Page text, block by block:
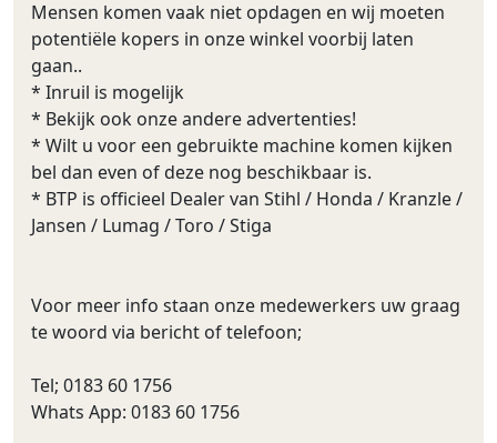
Mensen komen vaak niet opdagen en wij moeten
potentiële kopers in onze winkel voorbij laten
gaan..
* Inruil is mogelijk
* Bekijk ook onze andere advertenties!
* Wilt u voor een gebruikte machine komen kijken
bel dan even of deze nog beschikbaar is.
* BTP is officieel Dealer van Stihl / Honda / Kranzle /
Jansen / Lumag / Toro / Stiga
Voor meer info staan onze medewerkers uw graag
te woord via bericht of telefoon;
Tel; 0183 60 1756
Whats App: 0183 60 1756